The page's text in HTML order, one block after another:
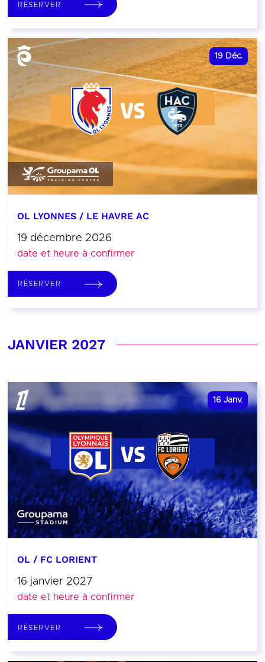
RÉSERVER
19 Déc.
OL LYONNES / LE HAVRE AC
19 décembre 2026
date et heure à confirmer
RÉSERVER
JANVIER 2027
16 Janv.
OL / FC LORIENT
16 janvier 2027
date et heure à confirmer
RÉSERVER